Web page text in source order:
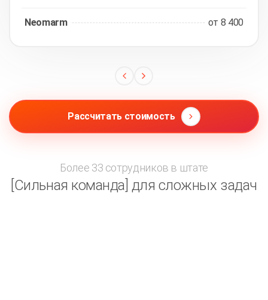
Neomarm от 8 400
Рассчитать стоимость
Более 33 сотрудников в штате
[Сильная команда] для сложных задач